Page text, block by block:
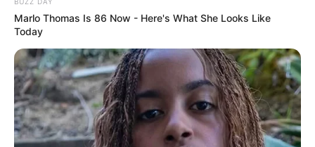
Marlo Thomas Is 86 Now - Here's What She Looks Like
Today